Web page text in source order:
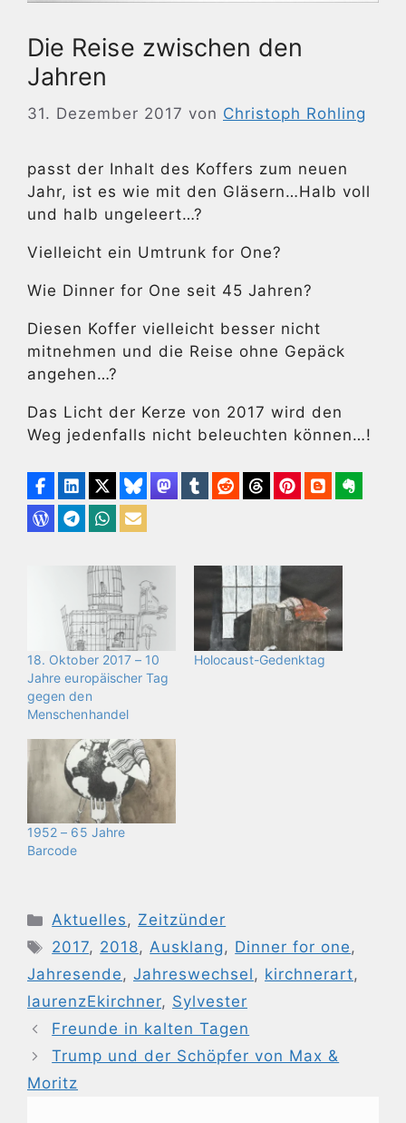
Die Reise zwischen den
Jahren
31. Dezember 2017 von Christoph Rohling
passt der Inhalt des Koffers zum neuen
Jahr, ist es wie mit den Gläsern…Halb voll
und halb ungeleert…?
Vielleicht ein Umtrunk for One?
Wie Dinner for One seit 45 Jahren?
Diesen Koffer vielleicht besser nicht
mitnehmen und die Reise ohne Gepäck
angehen…?
Das Licht der Kerze von 2017 wird den
Weg jedenfalls nicht beleuchten können…!
18. Oktober 2017 – 10
Jahre europäischer Tag
gegen den
Menschenhandel
Holocaust-Gedenktag
1952 – 65 Jahre
Barcode
Kategorien
Aktuelles, Zeitzünder
Schlagwörter
2017, 2018,Ausklang, Dinner for one,
Jahresende, Jahreswechsel, kirchnerart,
laurenzEkirchner, Sylvester
Freunde in kalten Tagen
Trump und der Schöpfer von Max &
Moritz